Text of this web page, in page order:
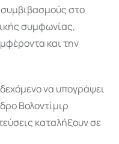
συμβιβασμούς στο
συμφωνίας,
και την
να υπογράψει
Βολοντίμιρ
καταλήξουν σε